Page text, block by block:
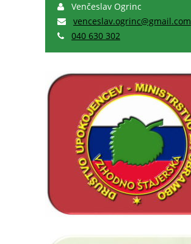
Venčeslav Ogrinc
venceslav.ogrinc@gmail.com
040 630 302